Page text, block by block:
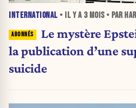
INTERNATIONAL • IL Y A 3 MOIS• PAR
Le mystère
la publication d’une
suicide